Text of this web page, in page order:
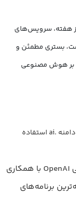
با پشتیبانی تیکتی ۲۴ ساعته در ۷ روز هفته، سرویس‌های
بستری مطمئن و
بر هوش مصنوعی
در اینجا مجموعه‌ای از وب‌سایت‌های محبوبی که از دامنه .ai استفاده
شرکت و آزمایشگاه تحقیقاتی OpenAI با همکاری
برنامه‌های